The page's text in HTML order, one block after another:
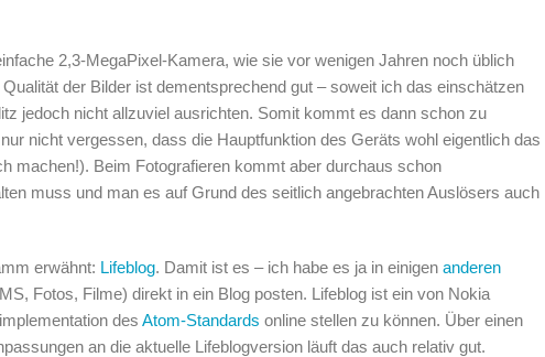
2,3-MegaPixel-Kamera, wie sie vor wenigen Jahren noch üblich
der Bilder ist dementsprechend gut – soweit ich das einschätzen
jedoch nicht allzuviel ausrichten. Somit kommt es dann schon zu
nicht vergessen, dass die Hauptfunktion des Geräts wohl eigentlich das
machen!). Beim Fotografieren kommt aber durchaus schon
muss und man es auf Grund des seitlich angebrachten Auslösers auch
erwähnt: Lifeblog. Damit ist es – ich habe es ja in einigen anderen
Fotos, Filme) direkt in ein Blog posten. Lifeblog ist ein von Nokia
des Atom-Standards online stellen zu können. Über einen
an die aktuelle Lifeblogversion läuft das auch relativ gut.